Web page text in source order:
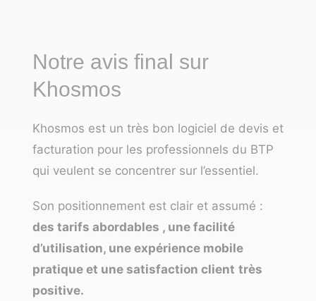
Notre avis final sur
Khosmos
Khosmos est un très bon logiciel de devis et
facturation pour les professionnels du BTP
qui veulent se concentrer sur l’essentiel.
Son positionnement est clair et assumé :
des tarifs abordables , une facilité
d’utilisation, une expérience mobile
pratique et une satisfaction client très
positive.